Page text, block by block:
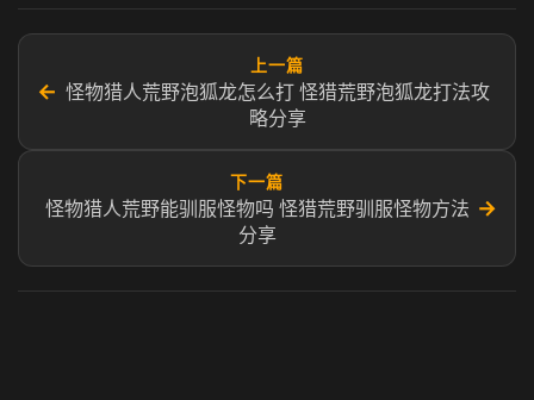
←
上一篇
怪物猎人荒野泡狐龙怎么打 怪猎荒野泡狐龙打法攻
略分享
下一篇
怪物猎人荒野能驯服怪物吗 怪猎荒野驯服怪物方法
分享
→